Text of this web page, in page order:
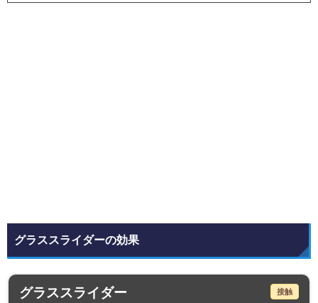
グラススライダーの効果
グラススライダー 接触